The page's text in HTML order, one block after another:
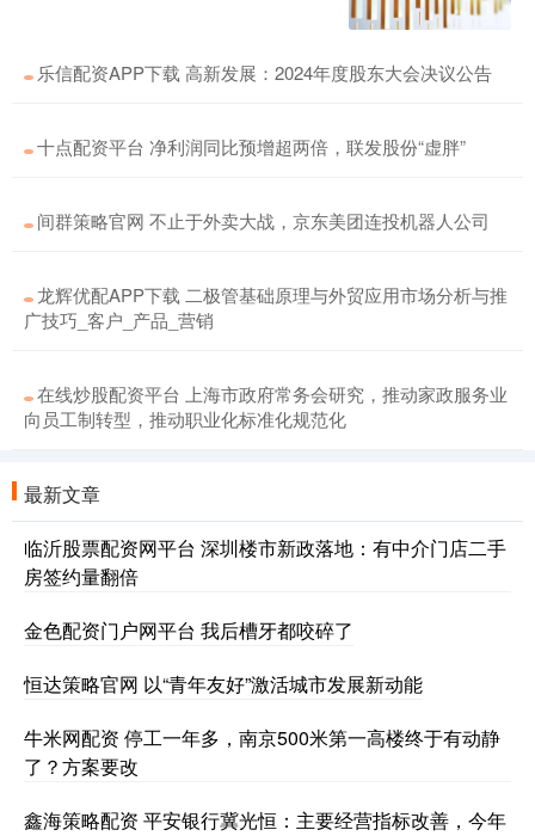
乐信配资APP下载 高新发展：2024年度股东大会决议公告
十点配资平台 净利润同比预增超两倍，联发股份“虚胖”
间群策略官网 不止于外卖大战，京东美团连投机器人公司
龙辉优配APP下载 二极管基础原理与外贸应用市场分析与推
广技巧_客户_产品_营销
在线炒股配资平台 上海市政府常务会研究，推动家政服务业
向员工制转型，推动职业化标准化规范化
最新文章
临沂股票配资网平台 深圳楼市新政落地：有中介门店二手
房签约量翻倍
金色配资门户网平台 我后槽牙都咬碎了
恒达策略官网 以“青年友好”激活城市发展新动能
牛米网配资 停工一年多，南京500米第一高楼终于有动静
了？方案要改
鑫海策略配资 平安银行冀光恒：主要经营指标改善，今年